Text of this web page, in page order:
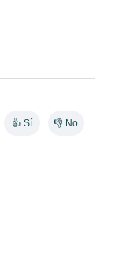
👍 Sí 👎 No